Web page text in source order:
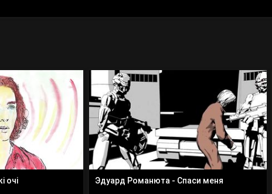
очі Эдуард Романюта - Спаси меня